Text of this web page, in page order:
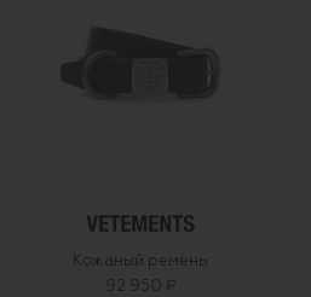
Кожаный ремень
92 950 ₽